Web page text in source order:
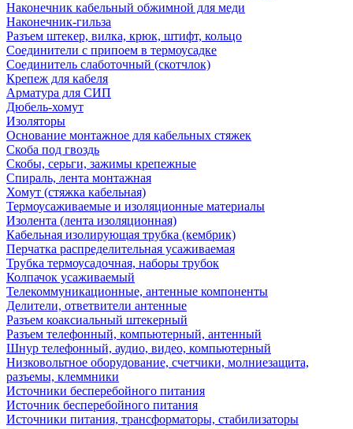
Наконечник кабельный обжимной для меди
Наконечник-гильза
Разъем штекер, вилка, крюк, штифт, кольцо
Соединители с припоем в термоусадке
Соединитель слаботочный (скотчлок)
Крепеж для кабеля
Арматура для СИП
Дюбель-хомут
Изоляторы
Основание монтажное для кабельных стяжек
Скоба под гвоздь
Скобы, серьги, зажимы крепежные
Спираль, лента монтажная
Хомут (стяжка кабельная)
Термоусаживаемые и изоляционные материалы
Изолента (лента изоляционная)
Кабельная изолирующая трубка (кембрик)
Перчатка распределительная усаживаемая
Трубка термоусадочная, наборы трубок
Колпачок усаживаемый
Телекоммуникационные, антенные компоненты
Делители, ответвители антенные
Разъем коаксиальный штекерный
Разъем телефонный, компьютерный, антенный
Шнур телефонный, аудио, видео, компьютерный
Низковольтное оборудование, счетчики, молниезащита,
разъемы, клеммники
Источники бесперебойного питания
Источник бесперебойного питания
Источники питания, трансформаторы, стабилизаторы